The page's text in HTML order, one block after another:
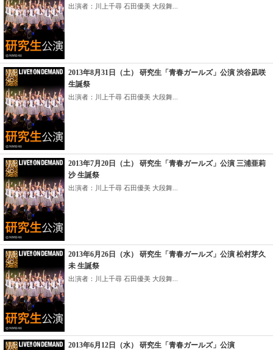
出演者：川上千尋 石田優美 大段舞...
2013年8月31日（土） 研究生「青春ガールズ」公演 渋谷凪咲
生誕祭
出演者：川上千尋 石田優美 大段舞...
2013年7月20日（土） 研究生「青春ガールズ」公演 三浦亜莉
沙 生誕祭
出演者：川上千尋 石田優美 大段舞...
2013年6月26日（水） 研究生「青春ガールズ」公演 松村芽久
未 生誕祭
出演者：川上千尋 石田優美 大段舞...
2013年6月12日（水） 研究生「青春ガールズ」公演